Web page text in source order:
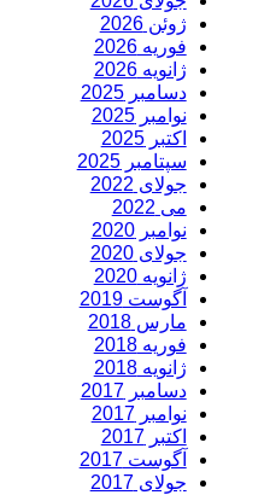
ژوئن 2026
فوریه 2026
ژانویه 2026
دسامبر 2025
نوامبر 2025
اکتبر 2025
سپتامبر 2025
جولای 2022
می 2022
نوامبر 2020
جولای 2020
ژانویه 2020
آگوست 2019
مارس 2018
فوریه 2018
ژانویه 2018
دسامبر 2017
نوامبر 2017
اکتبر 2017
آگوست 2017
جولای 2017